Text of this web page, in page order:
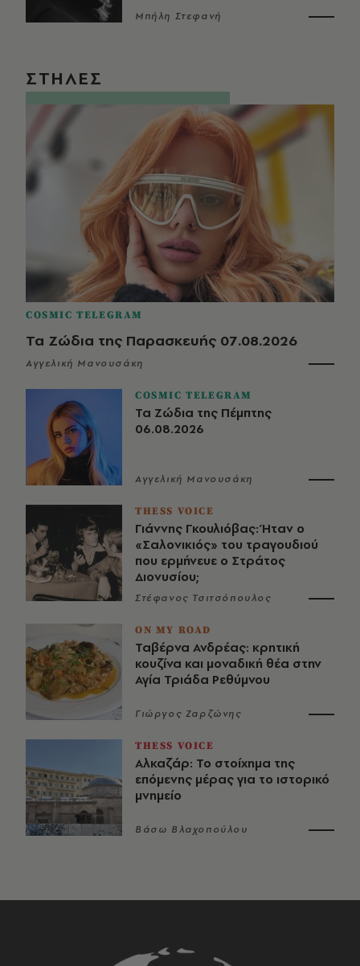
Μπήλη Στεφανή
ΣΤΗΛΕΣ
COSMIC TELEGRAM
Τα Ζώδια της Παρασκευής 07.08.2026
Αγγελική Μανουσάκη
COSMIC TELEGRAM
Τα Ζώδια της Πέμπτης
06.08.2026
Αγγελική Μανουσάκη
THESS VOICE
Γιάννης Γκουλιόβας: Ήταν ο
«Σαλονικιός» του τραγουδιού
που ερμήνευε ο Στράτος
Διονυσίου;
Στέφανος Τσιτσόπουλος
ON MY ROAD
Ταβέρνα Ανδρέας: κρητική
κουζίνα και μοναδική θέα στην
Αγία Τριάδα Ρεθύμνου
Γιώργος Ζαρζώνης
THESS VOICE
Αλκαζάρ: Το στοίχημα της
επόμενης μέρας για το ιστορικό
μνημείο
Βάσω Βλαχοπούλου